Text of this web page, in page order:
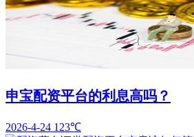
申宝配资平台的利息高吗？
2026-4-24 123℃